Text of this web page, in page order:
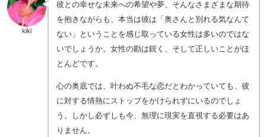
kiki
彼との幸せな未来への希望や夢、そんなさまざまな期待
を抱きながらも、本当は彼は「奥さんと別れる気なんて
ない」ということを感じ取っている女性は多いのではな
いでしょうか。女性の勘は鋭く、そして正しいことがほ
とんどです。
心の奥底では、叶わぬ不毛な恋だとわかっていても、彼
に対する情熱にストップをかけられずにいるのでしょ
う。しかし必ずしも今、無理に現実を直視する必要はあ
りません。